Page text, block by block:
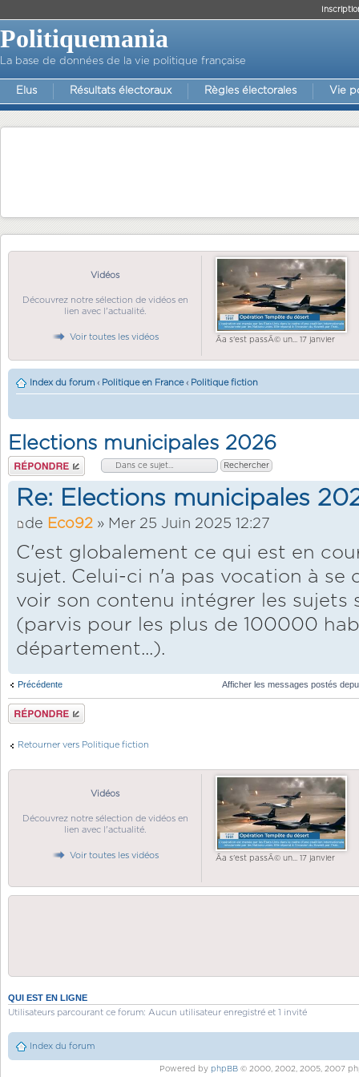
Politiquemania
La base de données de la vie politique française
Elus Résultats électoraux Règles électorales Vie
Vidéos
Découvrez notre sélection de vidéos en
lien avec l'actualité.
Voir toutes les vidéos Ãa s'est passÃ© un... 17 janvier
Index du forum ‹ Politique en France ‹ Politique fiction
Elections municipales 2026
Répondre
Re: Elections municipales
de Eco92 » Mer 25 Juin 2025 12:27
C'est globalement ce qui est en
sujet. Celui-ci n'a pas vocation à se
voir son contenu intégrer les sujets
(parvis pour les plus de 100000
département...).
Précédente Afficher les messages postés
Répondre
Retourner vers Politique fiction
Vidéos
Découvrez notre sélection de vidéos en
lien avec l'actualité.
Voir toutes les vidéos Ãa s'est passÃ© un... 17 janvier
QUI EST EN LIGNE
Utilisateurs parcourant ce forum: Aucun utilisateur enregistré et 1 invité
Index du forum
Powered by phpBB© 2000, 2002, 2005, 2007